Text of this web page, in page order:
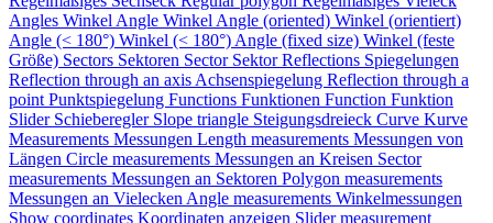
Angles Winkel Angle Winkel Angle (oriented) Winkel (orientiert)
Angle (< 180°) Winkel (< 180°) Angle (fixed size) Winkel (feste
Größe) Sectors Sektoren Sector SektorReflections Spiegelungen
Reflection through an axis Achsenspiegelung Reflection through a
point Punktspiegelung Functions Funktionen Function Funktion
Slider Schieberegler Slope triangle Steigungsdreieck Curve Kurve
Measurements Messungen Length measurements Messungen von
Längen Circle measurements Messungen an Kreisen Sector
measurements Messungen an Sektoren Polygon measurements
Messungen an Vielecken Angle measurements Winkelmessungen
Show coordinates Koordinaten anzeigen Slider measurement